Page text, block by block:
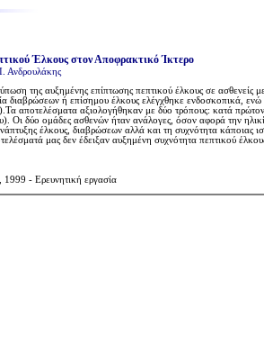
Έλκους στον Αποφρακτικό Ίκτερο
Ι. Ανδρουλάκης
της αυξημένης επίπτωσης πεπτικού έλκους σε
διαβρώσεων ή επίσημου έλκους ελέγχθηκε ενδοσκοπικά,
αποτελέσματα αξιολογήθηκαν με δύο τρόπους: κατά
δύο ομάδες ασθενών ήταν ανάλογες, όσον αφορά την
έλκους, διαβρώσεων αλλά και τη συχνότητα
μας δεν έδειξαν αυξημένη συχνότητα πεπτικού
- Ερευνητική εργασία